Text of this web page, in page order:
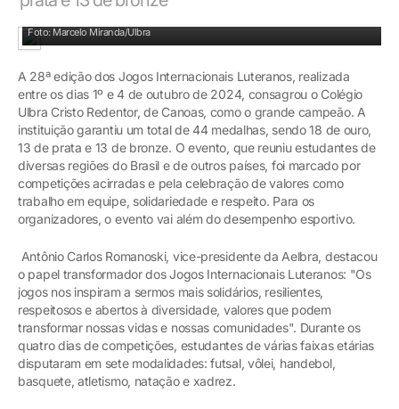
Foto: Marcelo Miranda/Ulbra
A 28ª edição dos Jogos Internacionais Luteranos, realizada
entre os dias 1º e 4 de outubro de 2024, consagrou o Colégio
Ulbra Cristo Redentor, de Canoas, como o grande campeão. A
instituição garantiu um total de 44 medalhas, sendo 18 de ouro,
13 de prata e 13 de bronze. O evento, que reuniu estudantes de
diversas regiões do Brasil e de outros países, foi marcado por
competições acirradas e pela celebração de valores como
trabalho em equipe, solidariedade e respeito. Para os
organizadores, o evento vai além do desempenho esportivo.
Antônio Carlos Romanoski, vice-presidente da Aelbra, destacou
o papel transformador dos Jogos Internacionais Luteranos: "Os
jogos nos inspiram a sermos mais solidários, resilientes,
respeitosos e abertos à diversidade, valores que podem
transformar nossas vidas e nossas comunidades". Durante os
quatro dias de competições, estudantes de várias faixas etárias
disputaram em sete modalidades: futsal, vôlei, handebol,
basquete, atletismo, natação e xadrez.